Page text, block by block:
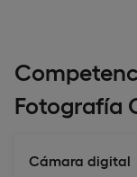
Fotografía
Cámara digital